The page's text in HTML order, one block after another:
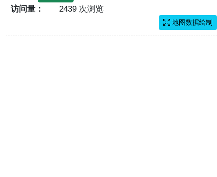
访问量： 2439 次浏览
地图数据绘制